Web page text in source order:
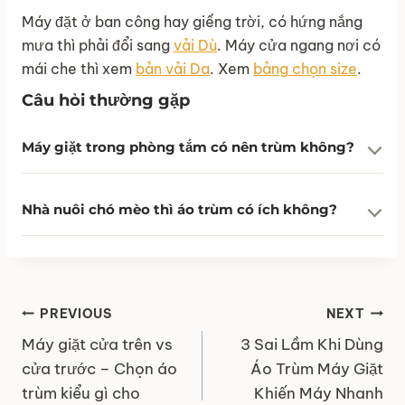
Máy đặt ở ban công hay giếng trời, có hứng nắng
mưa thì phải đổi sang vải Dù. Máy cửa ngang nơi có
mái che thì xem bản vải Da. Xem bảng chọn size.
Câu hỏi thường gặp
Máy giặt trong phòng tắm có nên trùm không?
Nhà nuôi chó mèo thì áo trùm có ích không?
Điều
bài
viết
PREVIOUS
Máy giặt cửa trên vs
cửa trước – Chọn áo
trùm kiểu gì cho
NEXT
3 Sai Lầm Khi Dùng
Áo Trùm Máy Giặt
Khiến Máy Nhanh